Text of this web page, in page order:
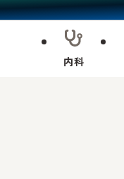
内科